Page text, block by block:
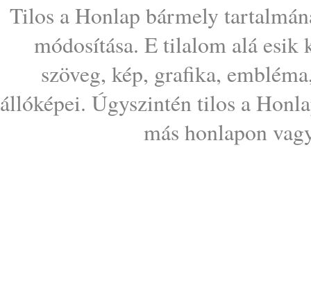
Tilos a Honlap bármely
módosítása. E tilalom alá esik
szöveg, kép, grafika,
állóképei. Úgyszintén tilos a
más honlapon